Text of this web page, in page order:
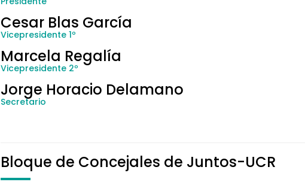
Cesar Blas García
Vicepresidente 1º
Marcela Regalía
Vicepresidente 2º
Jorge Horacio Delamano
Secretario
Bloque de Concejales de Juntos-UCR